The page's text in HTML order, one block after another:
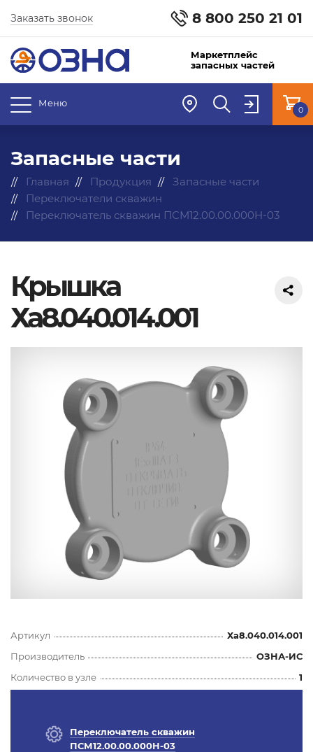
8 800 250 21 01
Заказать звонок
Маркетплейс
запасных частей
Меню
0
Запасные части
Главная Продукция
Запасные части
Переключатели скважин
Переключатель скважин ПСМ12.00.00.000Н-03
Крышка
Ха8.040.014.001
Артикул
Ха8.040.014.001
Производитель
ОЗНА-ИС
Количество в узле
1
Переключатель скважин
ПСМ12.00.00.000Н-03